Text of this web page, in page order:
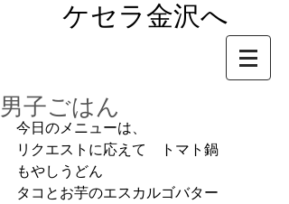
ケセラ金沢へ
男子ごはん
今日のメニューは、
リクエストに応えて　トマト鍋
もやしうどん
タコとお芋のエスカルゴバター